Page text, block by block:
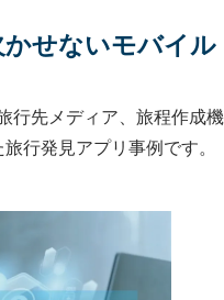
せないモバイル
行先メディア、旅程作成機
行発見アプリ事例です。